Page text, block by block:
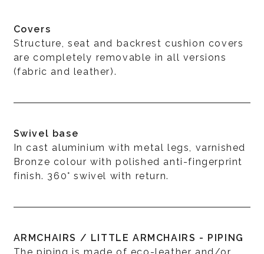
Covers
Structure, seat and backrest cushion covers
are completely removable in all versions
(fabric and leather).
Swivel base
In cast aluminium with metal legs, varnished
Bronze colour with polished anti-fingerprint
finish. 360° swivel with return.
ARMCHAIRS / LITTLE ARMCHAIRS - PIPING
The piping is made of eco-leather and/or